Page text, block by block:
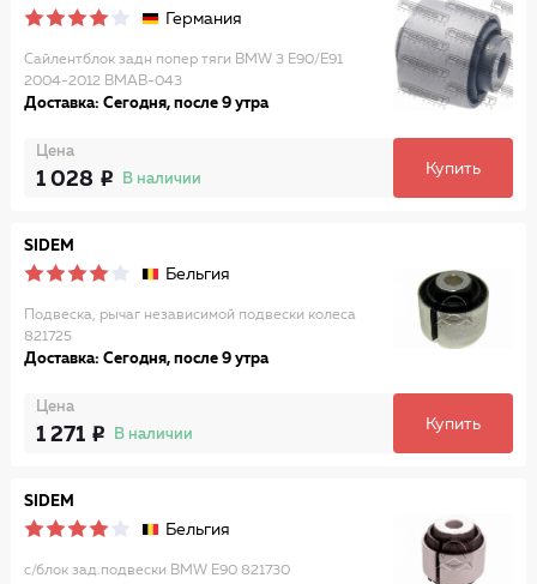
Германия
Сайлентблок задн попер тяги BMW 3 E90/E91
2004-2012 BMAB-043
Доставка: Сегодня, после 9 утра
Цена
1 028 В наличии
Купить
SIDEM
Бельгия
Подвеска, рычаг независимой подвески колеса
821725
Доставка: Сегодня, после 9 утра
Цена
1 271 В наличии
Купить
SIDEM
Бельгия
с/блок зад.подвески BMW E90 821730